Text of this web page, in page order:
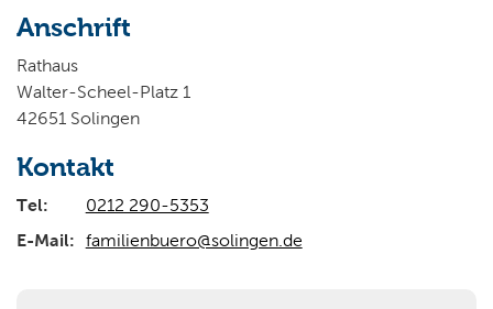
Anschrift
Rathaus
Walter-Scheel-Platz 1
42651 Solingen
Kontakt
Tel:
0212 290-5353
E-Mail:
familienbuero@solingen.de